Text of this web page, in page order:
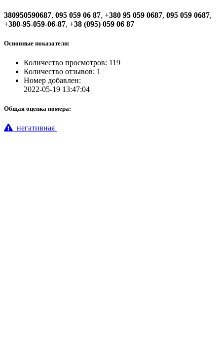
380950590687, 095 059 06 87, +380 95 059 0687, 095 059 0687,
+380-95-059-06-87, +38 (095) 059 06 87
Основные показатели:
Количество просмотров: 119
Количество отзывов: 1
Номер добавлен:
2022-05-19 13:47:04
Общая оценка номера:
негативная